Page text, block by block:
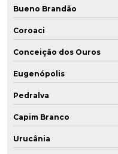
Bueno Brandão
Coroaci
Conceição dos Ouros
Eugenópolis
Pedralva
Capim Branco
Urucânia